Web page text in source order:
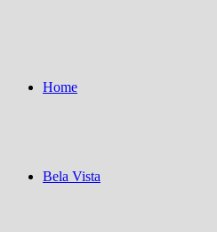
Home
Bela Vista